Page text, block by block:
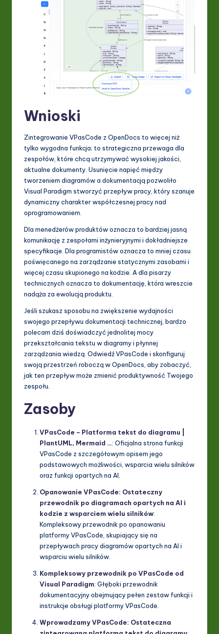
Wnioski
Zintegrowanie VPasCode z OpenDocs to więcej niż
tylko wygodna funkcja; to strategiczna przewaga dla
zespołów, które chcą utrzymywać wysokiej jakości,
aktualne dokumenty. Usunięcie napięć między
tworzeniem diagramów a dokumentacją pozwoliło
Visual Paradigm stworzyć przepływ pracy, który szanuje
dynamiczny charakter współczesnej pracy nad
oprogramowaniem.
Dla menedżerów produktów oznacza to bardziej jasną
komunikację z zespołami inżynieryjnymi i dokładniejsze
specyfikacje. Dla programistów oznacza to mniej czasu
poświęcanego na zarządzanie statycznymi zasobami i
więcej czasu skupionego na kodzie. A dla pisarzy
technicznych oznacza to dokumentację, która wreszcie
nadąża za ewolucją produktu.
Jeśli szukasz sposobu na zwiększenie wydajności
swojego przepływu dokumentacji technicznej, bardzo
polecam dziś doświadczyć jednolitej mocy
przekształcania tekstu w diagramy i płynnej
zarządzania wiedzą. Odwiedź VPasCode i skonfiguruj
swoją przestrzeń roboczą w OpenDocs, aby zobaczyć,
jak ten przepływ może zmienić produktywność Twojego
zespołu.
Zasoby
VPasCode – Platforma tekst do diagramu |
PlantUML, Mermaid …: Oficjalna strona funkcji
VPasCode z szczegółowym opisem jego
podstawowych możliwości, wsparcia wielu silników
oraz funkcji opartych na AI.
Opanowanie VPasCode: Ostateczny
przewodnik po diagramach opartych na AI i
kodzie z wsparciem wielu silników:
Kompleksowy przewodnik po opanowaniu
platformy VPasCode, skupiający się na
przepływach pracy diagramów opartych na AI i
wsparciu wielu silników.
Kompleksowy przewodnik po VPasCode od
Visual Paradigm: Głęboki przewodnik
dokumentacyjny obejmujący pełen zestaw funkcji i
instrukcje obsługi platformy VPasCode.
Wprowadzamy VPasCode: Ostateczna